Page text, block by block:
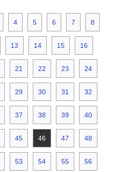
4 5 6 7 8
13 14 15 16
21 22 23 24
29 30 31 32
37 38 39 40
45 46 47 48
53 54 55 56